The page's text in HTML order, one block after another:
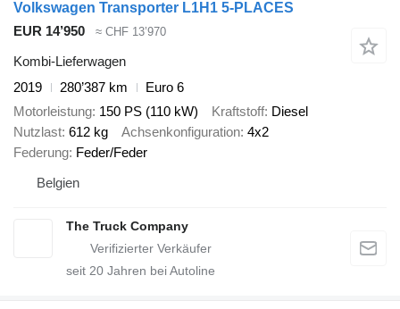
Volkswagen Transporter L1H1 5-PLACES
EUR 14’950
≈ CHF 13’970
Kombi-Lieferwagen
2019
280’387 km
Euro 6
Motorleistung 150 PS (110 kW) Kraftstoff Diesel
Nutzlast 612 kg Achsenkonfiguration 4x2
Federung Feder/Feder
Belgien
The Truck Company
seit 20 Jahren bei Autoline